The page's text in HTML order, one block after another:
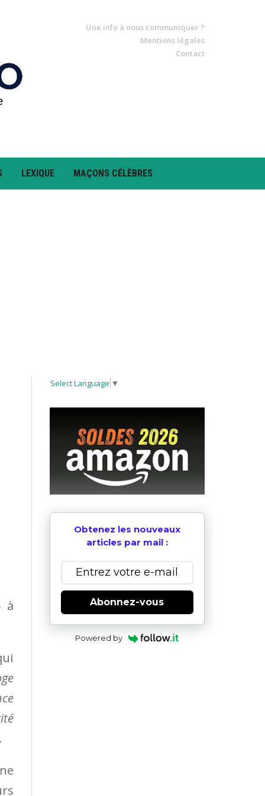
Une info à nous communiquer ?
Mentions légales
Contact
LEXIQUE MAÇONS CÉLÈBRES
à
Select Language ▼
Obtenez les nouveaux
articles par mail :
Abonnez-vous
Powered by